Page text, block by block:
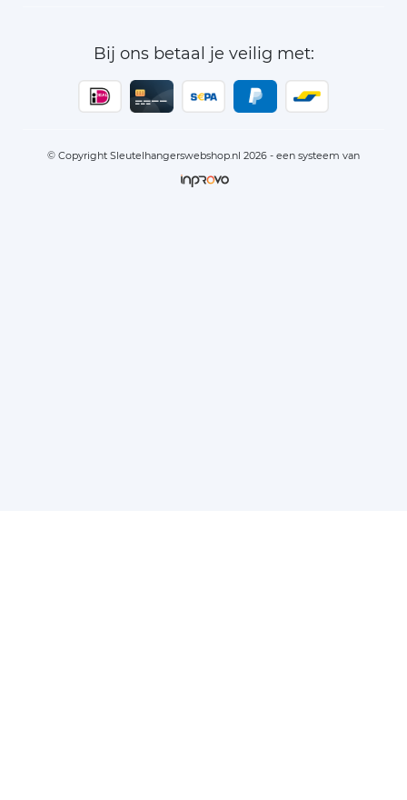
Bij ons betaal je veilig met:
© Copyright Sleutelhangerswebshop.nl 2026 - een systeem van